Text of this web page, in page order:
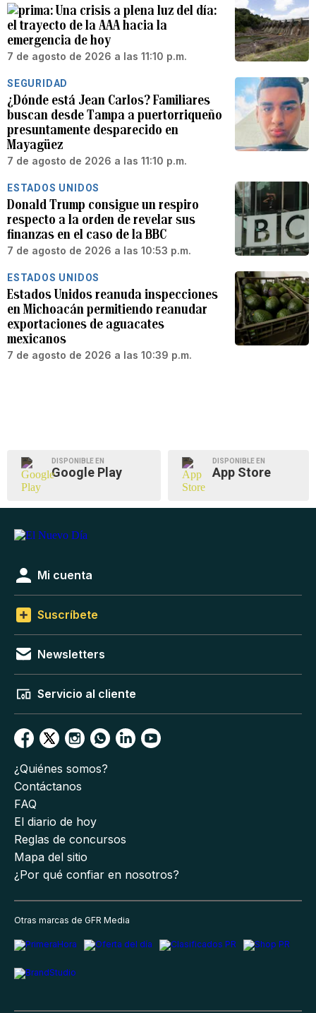
Una crisis a plena luz del día:
el trayecto de la AAA hacia la
emergencia de hoy
7 de agosto de 2026 a las 11:10 p.m.
SEGURIDAD
¿Dónde está Jean Carlos? Familiares
buscan desde Tampa a puertorriqueño
presuntamente desparecido en
Mayagüez
7 de agosto de 2026 a las 11:10 p.m.
ESTADOS UNIDOS
Donald Trump consigue un respiro
respecto a la orden de revelar sus
finanzas en el caso de la BBC
7 de agosto de 2026 a las 10:53 p.m.
ESTADOS UNIDOS
Estados Unidos reanuda inspecciones
en Michoacán permitiendo reanudar
exportaciones de aguacates
mexicanos
7 de agosto de 2026 a las 10:39 p.m.
DISPONIBLE EN
Google Play
DISPONIBLE EN
App Store
Mi cuenta
Suscríbete
Newsletters
Servicio al cliente
¿Quiénes somos?
Contáctanos
FAQ
El diario de hoy
Reglas de concursos
Mapa del sitio
¿Por qué confiar en nosotros?
Otras marcas de GFR Media